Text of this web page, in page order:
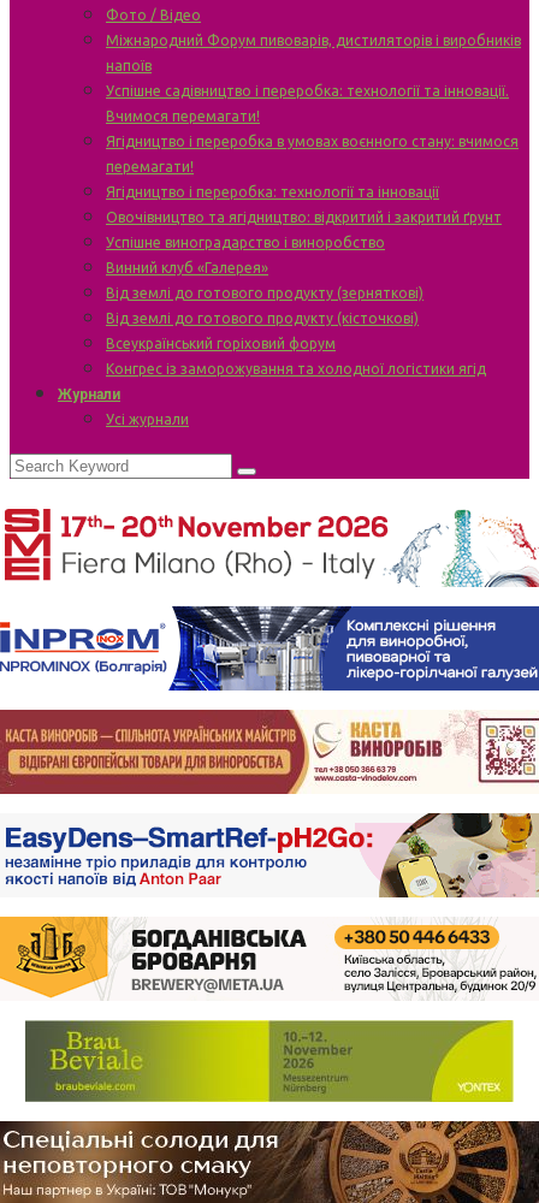
Фото / Відео
Міжнародний Форум пивоварів, дистиляторів і виробників
напоїв
Успішне садівництво і переробка: технології та інновації.
Вчимося перемагати!
Ягідництво і переробка в умовах воєнного стану: вчимося
перемагати!
Ягідництво і переробка: технології та інновації
Овочівництво та ягідництво: відкритий і закритий ґрунт
Успішне виноградарство і виноробство
Винний клуб «Галерея»
Від землі до готового продукту (зерняткові)
Від землі до готового продукту (кісточкові)
Всеукраїнський горіховий форум
Конгрес із заморожування та холодної логістики ягід
Журнали
Усі журнали